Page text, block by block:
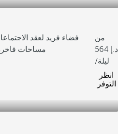
فضاء فريد لعقد
مساحات
من
564
/ليلة
انظر
التوفر